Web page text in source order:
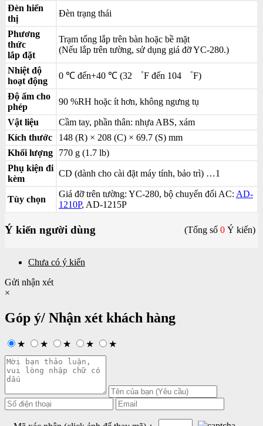
Đèn hiển
thị
Đèn trạng thái
Phương
thức
lắp đặt
Trạm tổng lắp trên bàn hoặc bề mặt
(Nếu lắp trên tường, sử dụng giá đỡ YC-280.)
Nhiệt độ
hoạt động
0 ℃ đến+40 ℃ (32 ゜F đến 104 ゜F)
Độ ẩm cho
phép
90 %RH hoặc ít hơn, không ngưng tụ
Vật liệu
Cầm tay, phần thân: nhựa ABS, xám
Kích thước
148 (R) × 208 (C) × 69.7 (S) mm
Khối lượng
770 g (1.7 lb)
Phụ kiện đi
kèm
CD (dành cho cài đặt máy tính, bảo trì) …1
Tùy chọn
Giá đỡ trên tường: YC-280, bộ chuyển đổi AC: AD-
1210P, AD-1215P
Ý kiến người dùng (Tổng số 0 Ý kiến)
Chưa có ý kiến
Gửi nhận xét
×
Góp ý/ Nhận xét khách hàng
★ ★ ★ ★ ★